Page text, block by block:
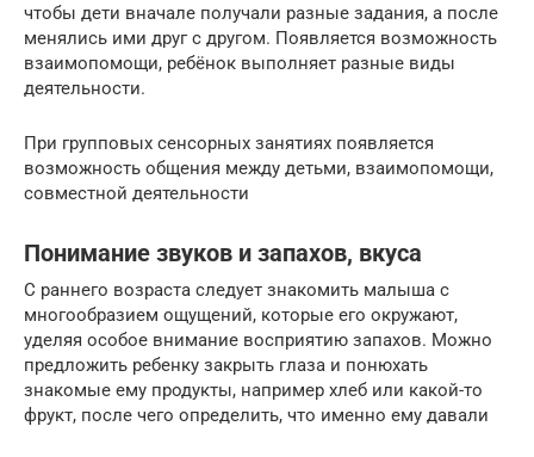
чтобы дети вначале получали разные задания, а после
менялись ими друг с другом. Появляется возможность
взаимопомощи, ребёнок выполняет разные виды
деятельности.
При групповых сенсорных занятиях появляется
возможность общения между детьми, взаимопомощи,
совместной деятельности
Понимание звуков и запахов, вкуса
С раннего возраста следует знакомить малыша с
многообразием ощущений, которые его окружают,
уделяя особое внимание восприятию запахов. Можно
предложить ребенку закрыть глаза и понюхать
знакомые ему продукты, например хлеб или какой-то
фрукт, после чего определить, что именно ему давали